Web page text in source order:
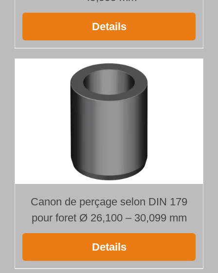
Details
Canon de perçage selon DIN 179
pour foret Ø 26,100 – 30,099 mm
Details